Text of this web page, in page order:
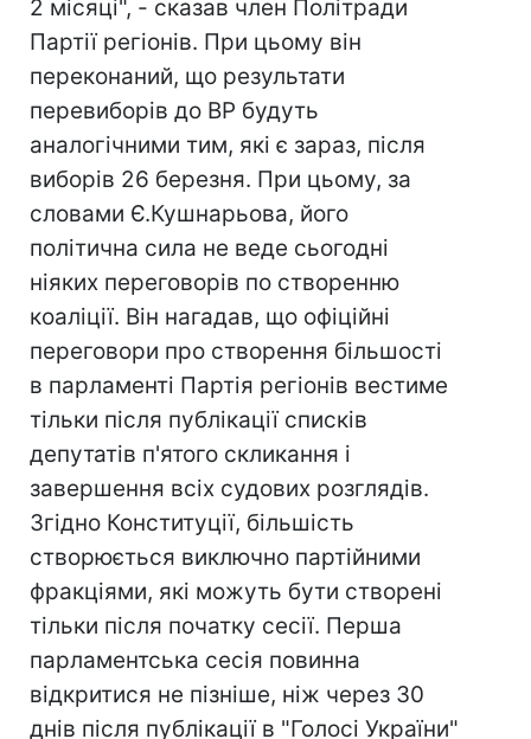
2 місяці", - сказав член Політради
Партії регіонів. При цьому він
переконаний, що результати
перевиборів до ВР будуть
аналогічними тим, які є зараз, після
виборів 26 березня. При цьому, за
словами Є.Кушнарьова, його
політична сила не веде сьогодні
ніяких переговорів по створенню
коаліції. Він нагадав, що офіційні
переговори про створення більшості
в парламенті Партія регіонів вестиме
тільки після публікації списків
депутатів п'ятого скликання і
завершення всіх судових розглядів.
Згідно Конституції, більшість
створюється виключно партійними
фракціями, які можуть бути створені
тільки після початку сесії. Перша
парламентська сесія повинна
відкритися не пізніше, ніж через 30
днів після публікації в "Голосі України"